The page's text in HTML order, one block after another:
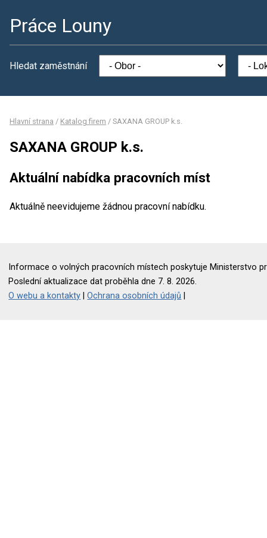
Práce Louny
Hledat zaměstnání
Hlavní strana / Katalog firem / SAXANA GROUP k.s.
SAXANA GROUP k.s.
Aktuální nabídka pracovních míst
Aktuálně neevidujeme žádnou pracovní nabídku.
Informace o volných pracovních místech poskytuje Ministerstvo
Poslední aktualizace dat proběhla dne 7. 8. 2026.
O webu a kontakty |Ochrana osobních údajů